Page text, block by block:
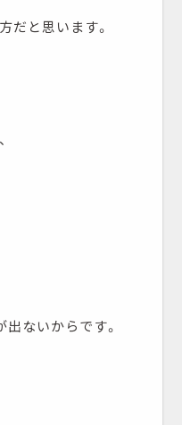
だと思います。
ないからです。